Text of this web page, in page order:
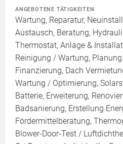
ANGEBOTENE TÄTIGKEITEN
Wartung, Reparatur,
Austausch, Beratung,
Thermostat, Anlage &
Reinigung / Wartung,
Finanzierung, Dach
Wartung / Optimierung,
Batterie, Erweiterung,
Badsanierung, Erstellung
Fördermittelberatung,
Blower-Door-Test /